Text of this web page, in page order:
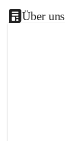
Über uns